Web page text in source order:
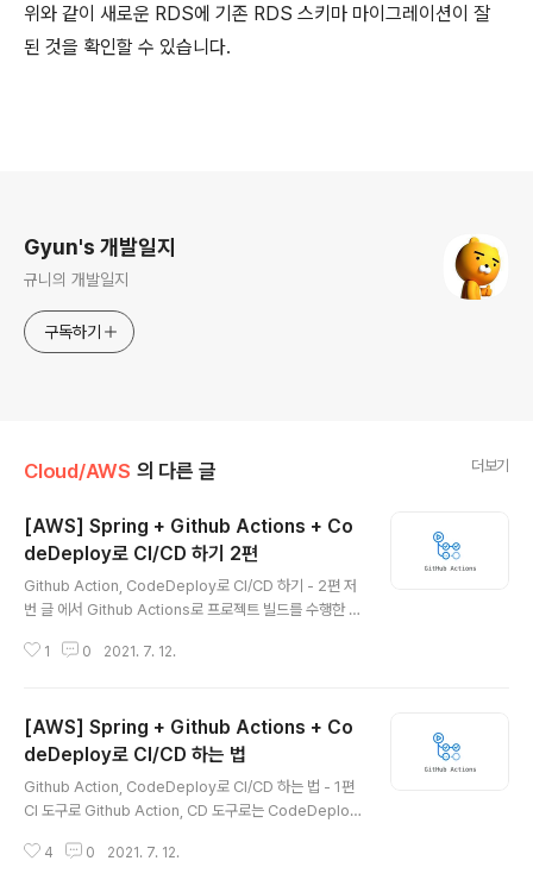
위와 같이 새로운 RDS에 기존 RDS 스키마 마이그레이션이 잘
된 것을 확인할 수 있습니다.
Gyun's 개발일지
규니의 개발일지
구독하기
Cloud/AWS 의 다른 글 더보기
[AWS] Spring + Github Actions + Co
deDeploy로 CI/CD 하기 2편
Github Action, CodeDeploy로 CI/CD 하기 - 2편 저
번 글 에서 Github Actions로 프로젝트 빌드를 수행한 후
이번 글에서는 S3에 업로드 된 zip 파일을 CodeDeplo
정 개발하고 있는 프로젝트 최상단 경로에 appspec.yml
이라는 파일을 작성합니다. (이 파일에서 각 배포 단계에서
어떤 스크립트 파일을 실행할 것인지 명시할 수 있습니다.)
Agent는 S3에서 zip 파일을 내려 바고, appspec.yml
파일을 읽어 해당 파일에 적힌 배포 단계에 맞게 스크립트
파일을 실행시키면서..
1 0 2021. 7. 12.
[AWS] Spring + Github Actions + Co
deDeploy로 CI/CD 하는 법
Github Action, CodeDeploy로 CI/CD 하는 법 - 1편
CI 도구로 Github Action, CD 도구로는 CodeDeploy
CodeDeploy 생성에 대해서는 다루지 않겠습니다.) 이
4 0 2021. 7. 12.